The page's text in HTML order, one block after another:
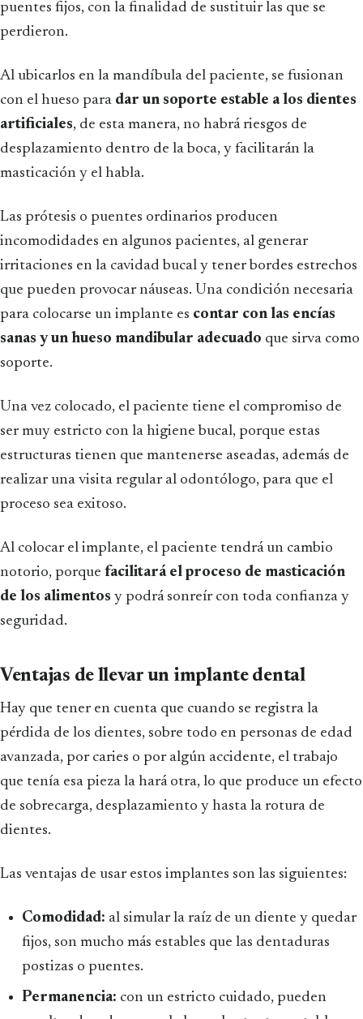
puentes fijos, con la finalidad de sustituir las que se
perdieron.
Al ubicarlos en la mandíbula del paciente, se fusionan
con el hueso para dar un soporte estable a los dientes
artificiales, de esta manera, no habrá riesgos de
desplazamiento dentro de la boca, y facilitarán la
masticación y el habla.
Las prótesis o puentes ordinarios producen
incomodidades en algunos pacientes, al generar
irritaciones en la cavidad bucal y tener bordes estrechos
que pueden provocar náuseas. Una condición necesaria
para colocarse un implante es contar con las encías
sanas y un hueso mandibular adecuado que sirva como
soporte.
Una vez colocado, el paciente tiene el compromiso de
ser muy estricto con la higiene bucal, porque estas
estructuras tienen que mantenerse aseadas, además de
realizar una visita regular al odontólogo, para que el
proceso sea exitoso.
Al colocar el implante, el paciente tendrá un cambio
notorio, porque facilitará el proceso de masticación
de los alimentos y podrá sonreír con toda confianza y
seguridad.
Ventajas de llevar un implante dental
Hay que tener en cuenta que cuando se registra la
pérdida de los dientes, sobre todo en personas de edad
avanzada, por caries o por algún accidente, el trabajo
que tenía esa pieza la hará otra, lo que produce un efecto
de sobrecarga, desplazamiento y hasta la rotura de
dientes.
Las ventajas de usar estos implantes son las siguientes:
Comodidad: al simular la raíz de un diente y quedar
fijos, son mucho más estables que las dentaduras
postizas o puentes.
Permanencia: con un estricto cuidado, pueden